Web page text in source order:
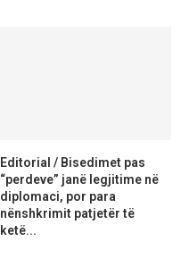
Editorial / Bisedimet pas
“perdeve” janë legjitime në
diplomaci, por para
nënshkrimit patjetër të
ketë...